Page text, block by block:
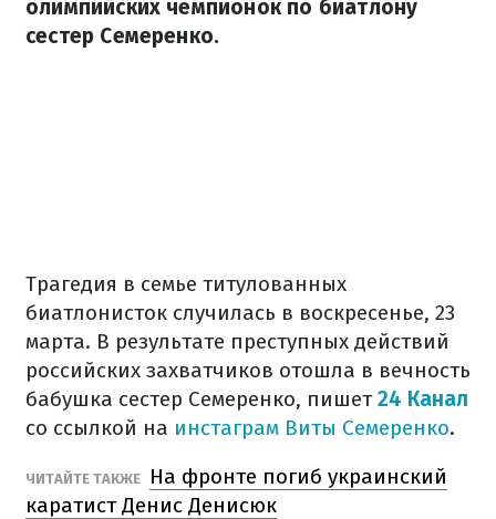
олимпийских чемпионок по биатлону
сестер Семеренко.
Трагедия в семье титулованных
биатлонисток случилась в воскресенье, 23
марта. В результате преступных действий
российских захватчиков отошла в вечность
бабушка сестер Семеренко, пишет24 Канал
со ссылкой на инстаграм Виты Семеренко.
ЧИТАЙТЕ ТАКЖЕ
На фронте погиб украинский
каратист Денис Денисюк